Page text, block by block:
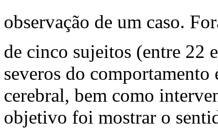
observação de um caso.
de cinco sujeitos (entre 22
severos do
cerebral, bem como
objetivo foi mostrar o